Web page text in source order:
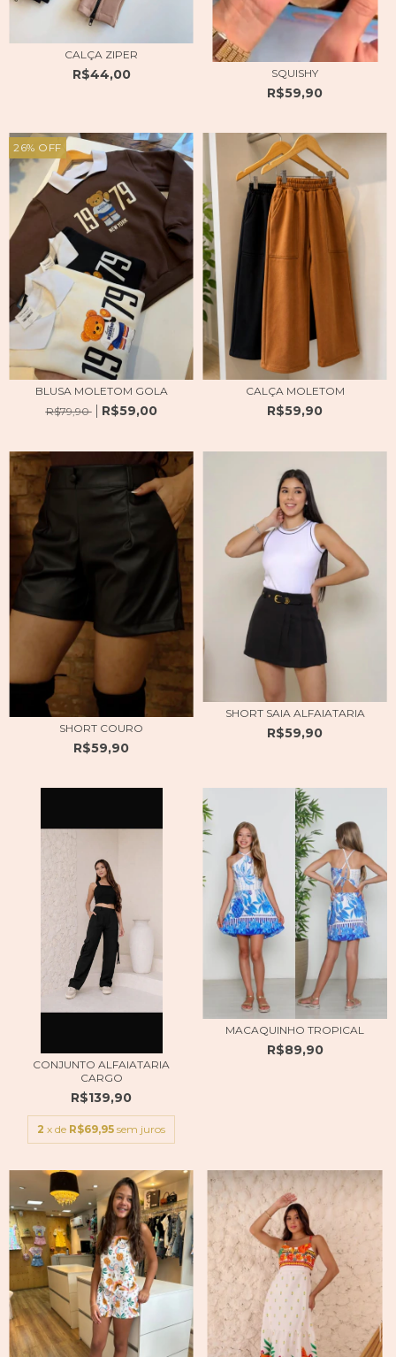
CALÇA ZIPER
R$44,00 SQUISHY
R$59,90
26% OFF
BLUSA MOLETOM GOLA
R$79,90
R$59,00
CALÇA MOLETOM
R$59,90
SHORT COURO
R$59,90
SHORT SAIA ALFAIATARIA
R$59,90
CONJUNTO ALFAIATARIA
CARGO
R$139,90
2 x de R$69,95 sem juros
MACAQUINHO TROPICAL
R$89,90